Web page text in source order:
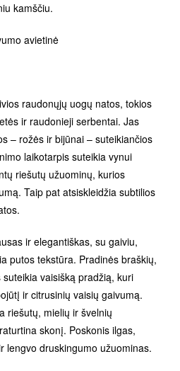
kamščiu.
avietinė
raudonųjų uogų natos, tokios
ir raudonieji serbentai. Jas
– rožės ir bijūnai – suteikiančios
laikotarpis suteikia vynui
riešutų užuominų, kurios
Taip pat atsiskleidžia subtilios
ir elegantiškas, su gaiviu,
putos tekstūra. Pradinės braškių,
vaisišką pradžią, kuri
ir citrusinių vaisių gaivumą.
riešutų, mielių ir švelnių
skonį. Poskonis ilgas,
lengvo druskingumo užuominas.